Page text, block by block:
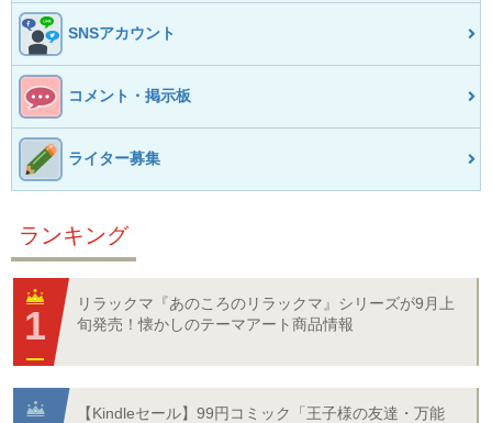
SNSアカウント
コメント・掲示板
ライター募集
ランキング
リラックマ『あのころのリラックマ』シリーズが9月上
旬発売！懐かしのテーマアート商品情報
【Kindleセール】99円コミック「王子様の友達・万能